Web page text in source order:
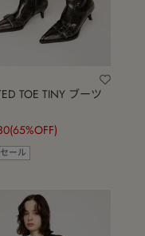
TOE TINY ブーツ
(65%OFF)
ール